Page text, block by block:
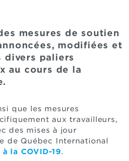
mesures de soutien
modifiées et
divers paliers
au cours de la
que les mesures
aux travailleurs,
des mises à jour
de Québec International
la COVID-19.